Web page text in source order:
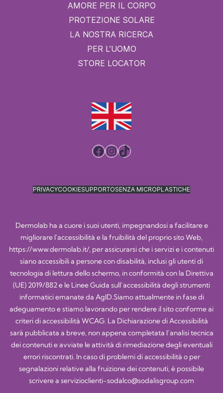
AMORE PER IL CORPO
PROTEZIONE SOLARE
LA NOSTRA RICERCA
PER L’UOMO
STORE LOCATOR
Facebook
Instagram
TikTok
PRIVACYCOOKIESUPPORTOSENZA MICROPLASTICHE
Dermolab ha a cuore i suoi utenti, impegnandosi a facilitare e
migliorare l'accessibilità e la fruibilità del proprio sito Web,
https://www.dermolab.it/, per assicurarsi che i servizi e i contenuti
siano accessibili a persone con disabilità, inclusi gli utenti di
tecnologia di lettura dello schermo, in conformità con la Direttiva
(UE) 2019/882 e le Linee Guida sull’accessibilità degli strumenti
informatici emanate da AgID.Siamo attualmente in fase di
adeguamento e stiamo lavorando per rendere il sito conforme ai
criteri di accessibilità WCAG. La Dichiarazione di Accessibilità
sarà pubblicata a breve, non appena completata l’analisi tecnica
dei contenuti e avviate le attività di rimediazione degli eventuali
errori riscontrati. In caso di problemi di accessibilità o per
segnalazioni relative alla fruizione dei contenuti, è possibile
scrivere a servizioclienti-sodalco@sodalisgroup.com